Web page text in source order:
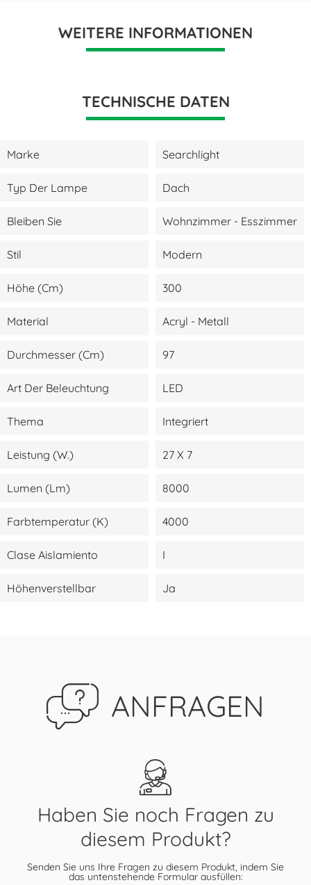
WEITERE INFORMATIONEN
TECHNISCHE DATEN
Marke Searchlight
Typ Der Lampe Dach
Bleiben Sie Wohnzimmer - Esszimmer
Stil Modern
Höhe (cm) 300
Material Acryl - Metall
Durchmesser (cm) 97
Art Der Beleuchtung LED
Thema Integriert
Leistung (W.) 27 X 7
Lumen (lm) 8000
Farbtemperatur (K) 4000
Clase Aislamiento I
Höhenverstellbar Ja
ANFRAGEN
Haben Sie noch Fragen zu
diesem Produkt?
Senden Sie uns Ihre Fragen zu diesem Produkt, indem Sie
das untenstehende Formular ausfüllen: